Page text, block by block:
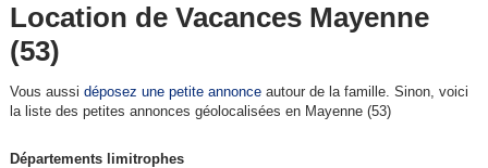
Location de Vacances Mayenne
(53)
Vous aussi déposez une petite annonceautour de la famille. Sinon, voici
la liste des petites annonces géolocalisées en Mayenne (53)
Départements limitrophes